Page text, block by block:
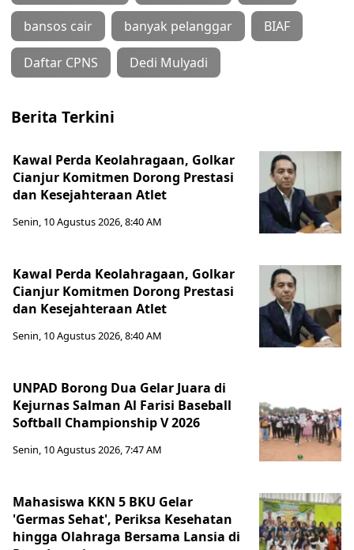
bansos cair banyak pelanggar BIAF
Daftar CPNS Dedi Mulyadi
Berita Terkini
Kawal Perda Keolahragaan, Golkar
Cianjur Komitmen Dorong Prestasi
dan Kesejahteraan Atlet
Senin, 10 Agustus 2026, 8:40 AM
Kawal Perda Keolahragaan, Golkar
Cianjur Komitmen Dorong Prestasi
dan Kesejahteraan Atlet
Senin, 10 Agustus 2026, 8:40 AM
UNPAD Borong Dua Gelar Juara di
Kejurnas Salman Al Farisi Baseball
Softball Championship V 2026
Senin, 10 Agustus 2026, 7:47 AM
Mahasiswa KKN 5 BKU Gelar
'Germas Sehat', Periksa Kesehatan
hingga Olahraga Bersama Lansia di